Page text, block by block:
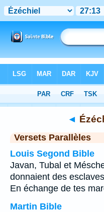
Chapitre 27> Verset 13
◄
Versets Parallèles
Louis Segond Bible
Javan, Tubal et
donnaient des
En échange de tes
Martin Bible